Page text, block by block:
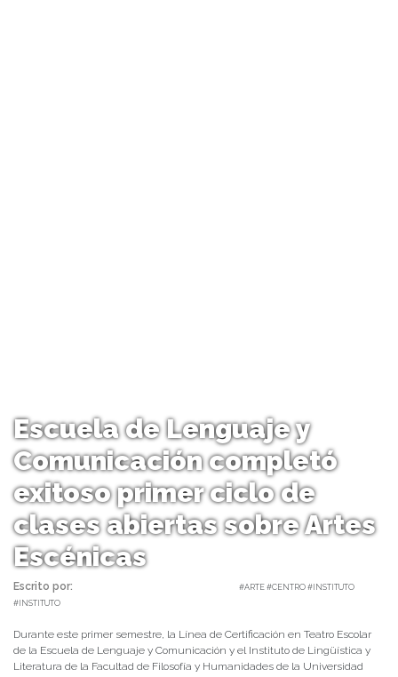
Escuela de Lenguaje y
Comunicación completó
exitoso primer ciclo de
clases abiertas sobre Artes
Escénicas
Escrito por:
#ARTE #CENTRO #INSTITUTO
#INSTITUTO
Durante este primer semestre, la Línea de Certificación en Teatro Escolar
de la Escuela de Lenguaje y Comunicación y el Instituto de Lingüística y
Literatura de la Facultad de Filosofía y Humanidades de la Universidad